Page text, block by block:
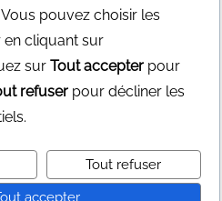
vous.
pas de magasin
nous contacter par mail
ou au 0455.17.55.84
pouvez choisir les
en cliquant sur
sur Tout accepter pour
refuser pour décliner les
Tout refuser
accepter